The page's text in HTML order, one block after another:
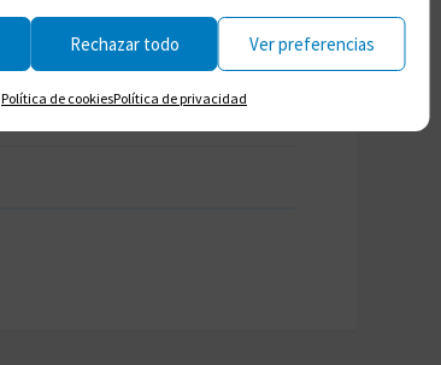
Rechazar todo Ver preferencias
Política de cookiesPolítica de privacidad
+ Añadir Google Calendar
Exportación + iCal / Outlook